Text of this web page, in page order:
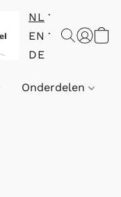
NL
EN
DE
Onderdelen